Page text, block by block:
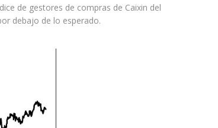
de gestores de compras de Caixin del
debajo de lo esperado.